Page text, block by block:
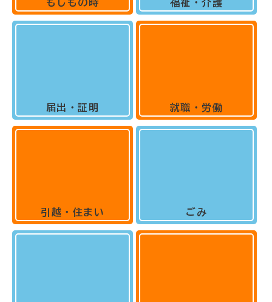
もしもの時
届出・証明
引越・住まい
福祉・介護
就職・労働
ごみ